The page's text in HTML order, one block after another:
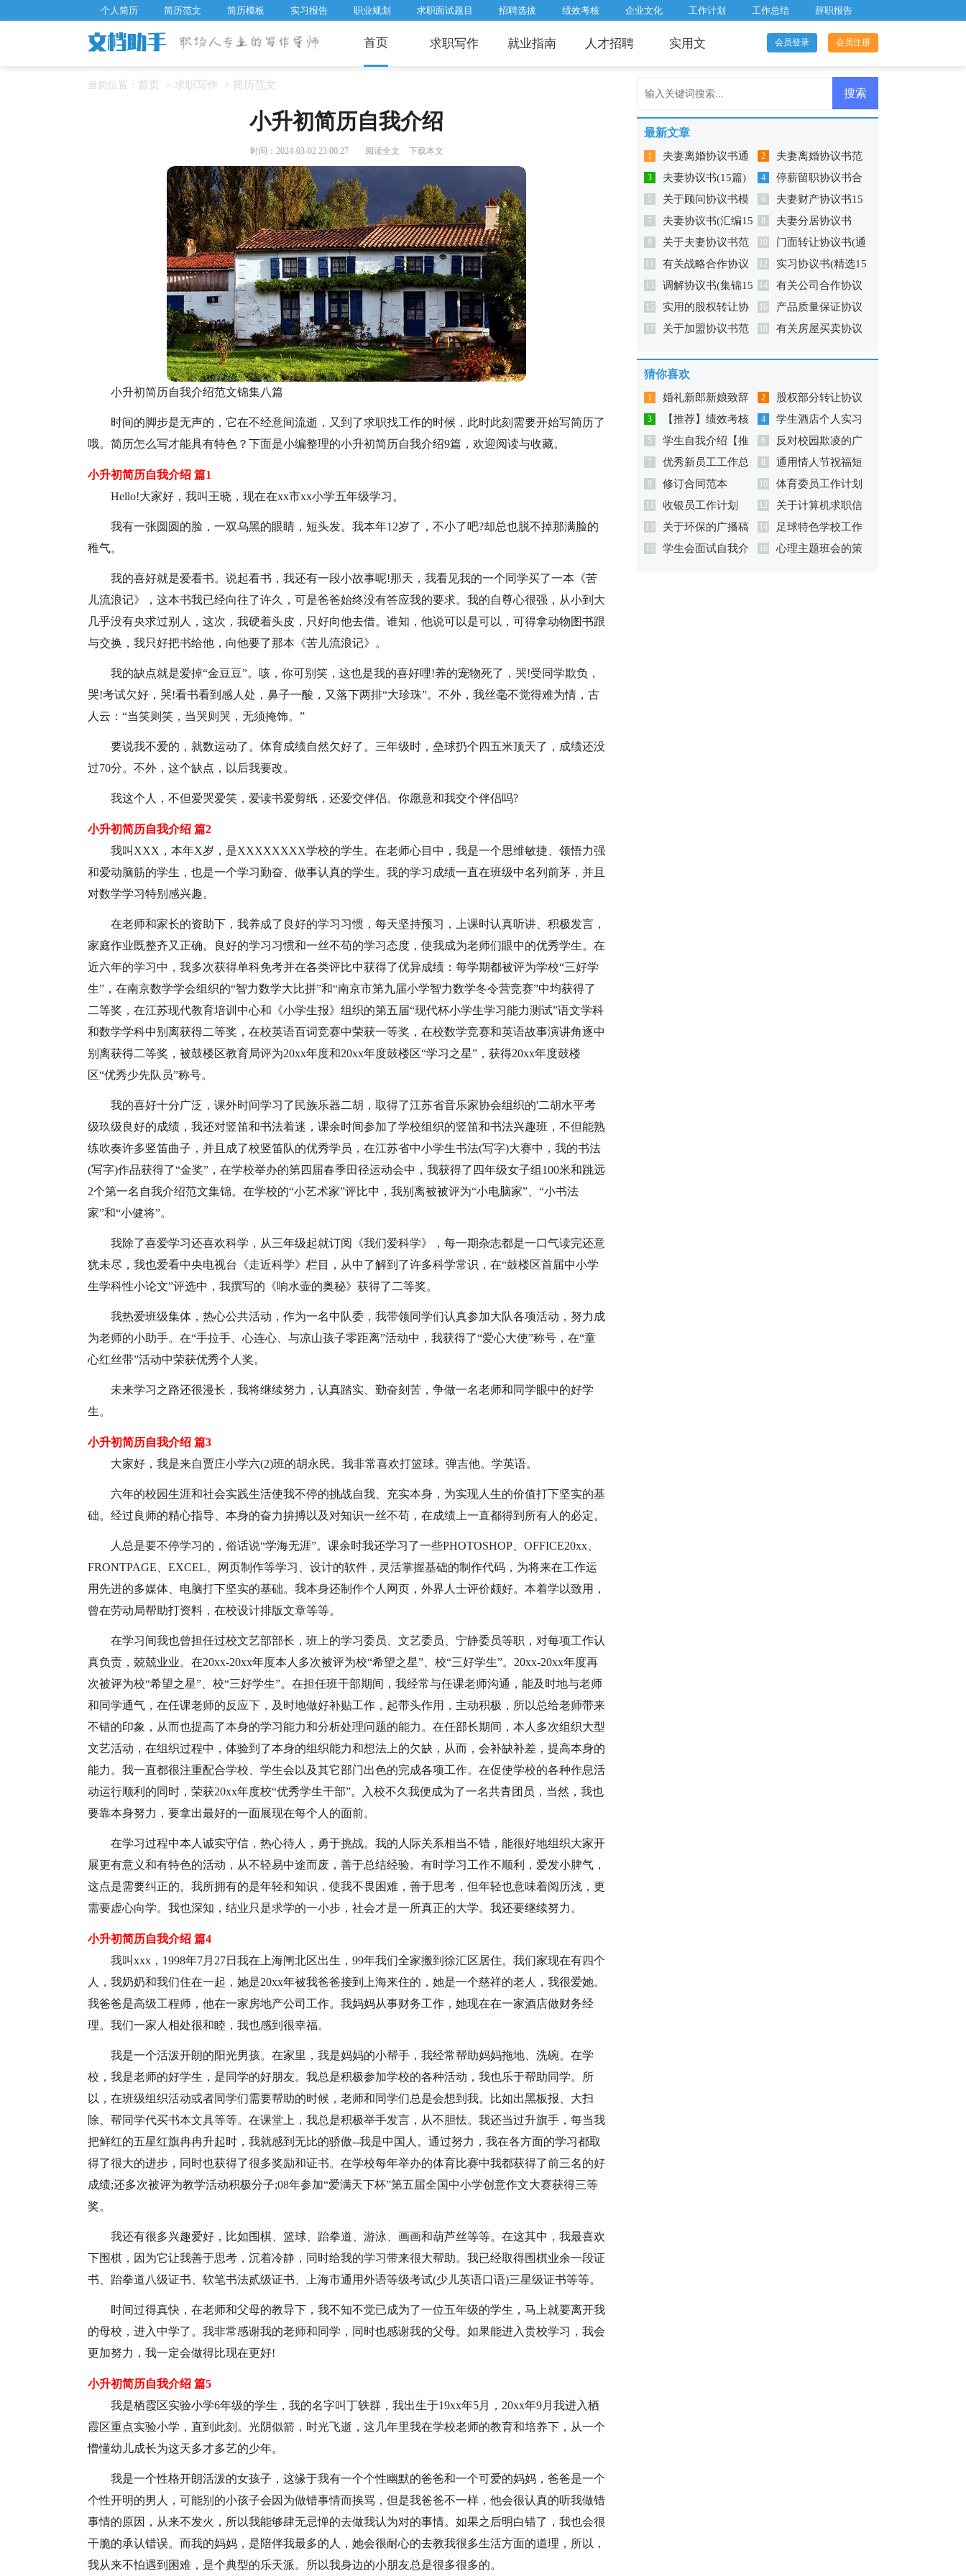
个人简历 简历范文 简历模板 实习报告 职业规划 求职面试题目 招聘选拔 绩效考核 企业文化 工作计划 工作总结 辞职报告
首页 求职写作 就业指南 人才招聘 实用文 会员登录 会员注册
当前位置： 首页 > 求职写作 > 简历范文
小升初简历自我介绍
时间：2024-03-02 23:00:27 阅读全文 下载本文
小升初简历自我介绍范文锦集八篇
时间的脚步是无声的，它在不经意间流逝，又到了求职找工作的时候，此时此刻需要开始写简历了
哦。简历怎么写才能具有特色？下面是小编整理的小升初简历自我介绍9篇，欢迎阅读与收藏。
小升初简历自我介绍 篇1
Hello!大家好，我叫王晓，现在在xx市xx小学五年级学习。
我有一张圆圆的脸，一双乌黑的眼睛，短头发。我本年12岁了，不小了吧?却总也脱不掉那满脸的
稚气。
我的喜好就是爱看书。说起看书，我还有一段小故事呢!那天，我看见我的一个同学买了一本《苦
儿流浪记》，这本书我已经向往了许久，可是爸爸始终没有答应我的要求。我的自尊心很强，从小到大
几乎没有央求过别人，这次，我硬着头皮，只好向他去借。谁知，他说可以是可以，可得拿动物图书跟
与交换，我只好把书给他，向他要了那本《苦儿流浪记》。
我的缺点就是爱掉“金豆豆”。咳，你可别笑，这也是我的喜好哩!养的宠物死了，哭!受同学欺负，
哭!考试欠好，哭!看书看到感人处，鼻子一酸，又落下两排“大珍珠”。不外，我丝毫不觉得难为情，古
人云：“当笑则笑，当哭则哭，无须掩饰。”
要说我不爱的，就数运动了。体育成绩自然欠好了。三年级时，垒球扔个四五米顶天了，成绩还没
过70分。不外，这个缺点，以后我要改。
我这个人，不但爱哭爱笑，爱读书爱剪纸，还爱交伴侣。你愿意和我交个伴侣吗?
小升初简历自我介绍 篇2
我叫XXX，本年X岁，是XXXXXXXX学校的学生。在老师心目中，我是一个思维敏捷、领悟力强
和爱动脑筋的学生，也是一个学习勤奋、做事认真的学生。我的学习成绩一直在班级中名列前茅，并且
对数学学习特别感兴趣。
在老师和家长的资助下，我养成了良好的学习习惯，每天坚持预习，上课时认真听讲、积极发言，
家庭作业既整齐又正确。良好的学习习惯和一丝不苟的学习态度，使我成为老师们眼中的优秀学生。在
近六年的学习中，我多次获得单科免考并在各类评比中获得了优异成绩：每学期都被评为学校“三好学
生”，在南京数学学会组织的“智力数学大比拼”和“南京市第九届小学智力数学冬令营竞赛”中均获得了
二等奖，在江苏现代教育培训中心和《小学生报》组织的第五届“现代杯小学生学习能力测试”语文学科
和数学学科中别离获得二等奖，在校英语百词竞赛中荣获一等奖，在校数学竞赛和英语故事演讲角逐中
别离获得二等奖，被鼓楼区教育局评为20xx年度和20xx年度鼓楼区“学习之星”，获得20xx年度鼓楼
区“优秀少先队员”称号。
我的喜好十分广泛，课外时间学习了民族乐器二胡，取得了江苏省音乐家协会组织的'二胡水平考
级玖级良好的成绩，我还对竖笛和书法着迷，课余时间参加了学校组织的竖笛和书法兴趣班，不但能熟
练吹奏许多竖笛曲子，并且成了校竖笛队的优秀学员，在江苏省中小学生书法(写字)大赛中，我的书法
(写字)作品获得了“金奖”，在学校举办的第四届春季田径运动会中，我获得了四年级女子组100米和跳远
2个第一名自我介绍范文集锦。在学校的“小艺术家”评比中，我别离被被评为“小电脑家”、“小书法
家”和“小健将”。
我除了喜爱学习还喜欢科学，从三年级起就订阅《我们爱科学》，每一期杂志都是一口气读完还意
犹未尽，我也爱看中央电视台《走近科学》栏目，从中了解到了许多科学常识，在“鼓楼区首届中小学
生学科性小论文”评选中，我撰写的《响水壶的奥秘》获得了二等奖。
我热爱班级集体，热心公共活动，作为一名中队委，我带领同学们认真参加大队各项活动，努力成
为老师的小助手。在“手拉手、心连心、与凉山孩子零距离”活动中，我获得了“爱心大使”称号，在“童
心红丝带”活动中荣获优秀个人奖。
未来学习之路还很漫长，我将继续努力，认真踏实、勤奋刻苦，争做一名老师和同学眼中的好学
生。
小升初简历自我介绍 篇3
大家好，我是来自贾庄小学六(2)班的胡永民。我非常喜欢打篮球。弹吉他。学英语。
六年的校园生涯和社会实践生活使我不停的挑战自我、充实本身，为实现人生的价值打下坚实的基
础。经过良师的精心指导、本身的奋力拚搏以及对知识一丝不苟，在成绩上一直都得到所有人的必定。
人总是要不停学习的，俗话说“学海无涯”。课余时我还学习了一些PHOTOSHOP、OFFICE20xx、
FRONTPAGE、EXCEL、网页制作等学习、设计的软件，灵活掌握基础的制作代码，为将来在工作运
用先进的多媒体、电脑打下坚实的基础。我本身还制作个人网页，外界人士评价颇好。本着学以致用，
曾在劳动局帮助打资料，在校设计排版文章等等。
在学习间我也曾担任过校文艺部部长，班上的学习委员、文艺委员、宁静委员等职，对每项工作认
真负责，兢兢业业。在20xx-20xx年度本人多次被评为校“希望之星”、校“三好学生”。20xx-20xx年度再
次被评为校“希望之星”、校“三好学生”。在担任班干部期间，我经常与任课老师沟通，能及时地与老师
和同学通气，在任课老师的反应下，及时地做好补贴工作，起带头作用，主动积极，所以总给老师带来
不错的印象，从而也提高了本身的学习能力和分析处理问题的能力。在任部长期间，本人多次组织大型
文艺活动，在组织过程中，体验到了本身的组织能力和想法上的欠缺，从而，会补缺补差，提高本身的
能力。我一直都很注重配合学校、学生会以及其它部门出色的完成各项工作。在促使学校的各种作息活
动运行顺利的同时，荣获20xx年度校“优秀学生干部”。入校不久我便成为了一名共青团员，当然，我也
要靠本身努力，要拿出最好的一面展现在每个人的面前。
在学习过程中本人诚实守信，热心待人，勇于挑战。我的人际关系相当不错，能很好地组织大家开
展更有意义和有特色的活动，从不轻易中途而废，善于总结经验。有时学习工作不顺利，爱发小脾气，
这点是需要纠正的。我所拥有的是年轻和知识，使我不畏困难，善于思考，但年轻也意味着阅历浅，更
需要虚心向学。我也深知，结业只是求学的一小步，社会才是一所真正的大学。我还要继续努力。
小升初简历自我介绍 篇4
我叫xxx，1998年7月27日我在上海闸北区出生，99年我们全家搬到徐汇区居住。我们家现在有四个
人，我奶奶和我们住在一起，她是20xx年被我爸爸接到上海来住的，她是一个慈祥的老人，我很爱她。
我爸爸是高级工程师，他在一家房地产公司工作。我妈妈从事财务工作，她现在在一家酒店做财务经
理。我们一家人相处很和睦，我也感到很幸福。
我是一个活泼开朗的阳光男孩。在家里，我是妈妈的小帮手，我经常帮助妈妈拖地、洗碗。在学
校，我是老师的好学生，是同学的好朋友。我总是积极参加学校的各种活动，我也乐于帮助同学。所
以，在班级组织活动或者同学们需要帮助的时候，老师和同学们总是会想到我。比如出黑板报、大扫
除、帮同学代买书本文具等等。在课堂上，我总是积极举手发言，从不胆怯。我还当过升旗手，每当我
把鲜红的五星红旗冉冉升起时，我就感到无比的骄傲--我是中国人。通过努力，我在各方面的学习都取
得了很大的进步，同时也获得了很多奖励和证书。在学校每年举办的体育比赛中我都获得了前三名的好
成绩;还多次被评为教学活动积极分子;08年参加“爱满天下杯”第五届全国中小学创意作文大赛获得三等
奖。
我还有很多兴趣爱好，比如围棋、篮球、跆拳道、游泳、画画和葫芦丝等等。在这其中，我最喜欢
下围棋，因为它让我善于思考，沉着冷静，同时给我的学习带来很大帮助。我已经取得围棋业余一段证
书、跆拳道八级证书、软笔书法贰级证书、上海市通用外语等级考试(少儿英语口语)三星级证书等等。
时间过得真快，在老师和父母的教导下，我不知不觉已成为了一位五年级的学生，马上就要离开我
的母校，进入中学了。我非常感谢我的老师和同学，同时也感谢我的父母。如果能进入贵校学习，我会
更加努力，我一定会做得比现在更好!
小升初简历自我介绍 篇5
我是栖霞区实验小学6年级的学生，我的名字叫丁轶群，我出生于19xx年5月，20xx年9月我进入栖
霞区重点实验小学，直到此刻。光阴似箭，时光飞逝，这几年里我在学校老师的教育和培养下，从一个
懵懂幼儿成长为这天多才多艺的少年。
我是一个性格开朗活泼的女孩子，这缘于我有一个个性幽默的爸爸和一个可爱的妈妈，爸爸是一个
个性开明的男人，可能别的小孩子会因为做错事情而挨骂，但是我爸爸不一样，他会很认真的听我做错
事情的原因，从来不发火，所以我能够肆无忌惮的去做我认为对的事情。如果之后明白错了，我也会很
干脆的承认错误。而我的妈妈，是陪伴我最多的人，她会很耐心的去教我很多生活方面的道理，所以，
我从来不怕遇到困难，是个典型的乐天派。所以我身边的小朋友总是很多很多的。
最新文章
1
夫妻离婚协议书通
用版
2
夫妻离婚协议书范
本
3 夫妻协议书(15篇) 4
停薪留职协议书合
集六篇
5
关于顾问协议书模
板锦集六篇
6
夫妻财产协议书15
篇
7
夫妻协议书(汇编15
篇)
8 夫妻分居协议书
9
关于夫妻协议书范
文锦集七篇
10
门面转让协议书(通
用版)
11
有关战略合作协议
书范文汇总五篇
12
实习协议书(精选15
篇)
13
调解协议书(集锦15
篇)
14
有关公司合作协议
书范文汇总十篇
15
实用的股权转让协
议书汇编10篇
16
产品质量保证协议
书8篇
17
关于加盟协议书范
18
有关房屋买卖协议
猜你喜欢
1 婚礼新郎新娘致辞 2
股权部分转让协议
书
3
【推荐】绩效考核
方案
4
学生酒店个人实习
总结
5
学生自我介绍【推
荐】
6
反对校园欺凌的广
播稿（精选10篇）
7
优秀新员工工作总
结
8
通用情人节祝福短
语集锦39条
9 修订合同范本 10
体育委员工作计划
合集六篇
11 收银员工作计划 12
关于计算机求职信
范文集锦三篇
13
关于环保的广播稿
(汇编15篇)
14
足球特色学校工作
计划
15
学生会面试自我介
16
心理主题班会的策